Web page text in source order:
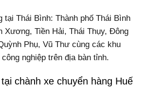
tại Thái Bình: Thành phố Thái Bình
Xương, Tiền Hải, Thái Thụy, Đông
Phụ, Vũ Thư cùng các khu
nghiệp trên địa bàn tỉnh.
chành xe chuyển hàng Huế